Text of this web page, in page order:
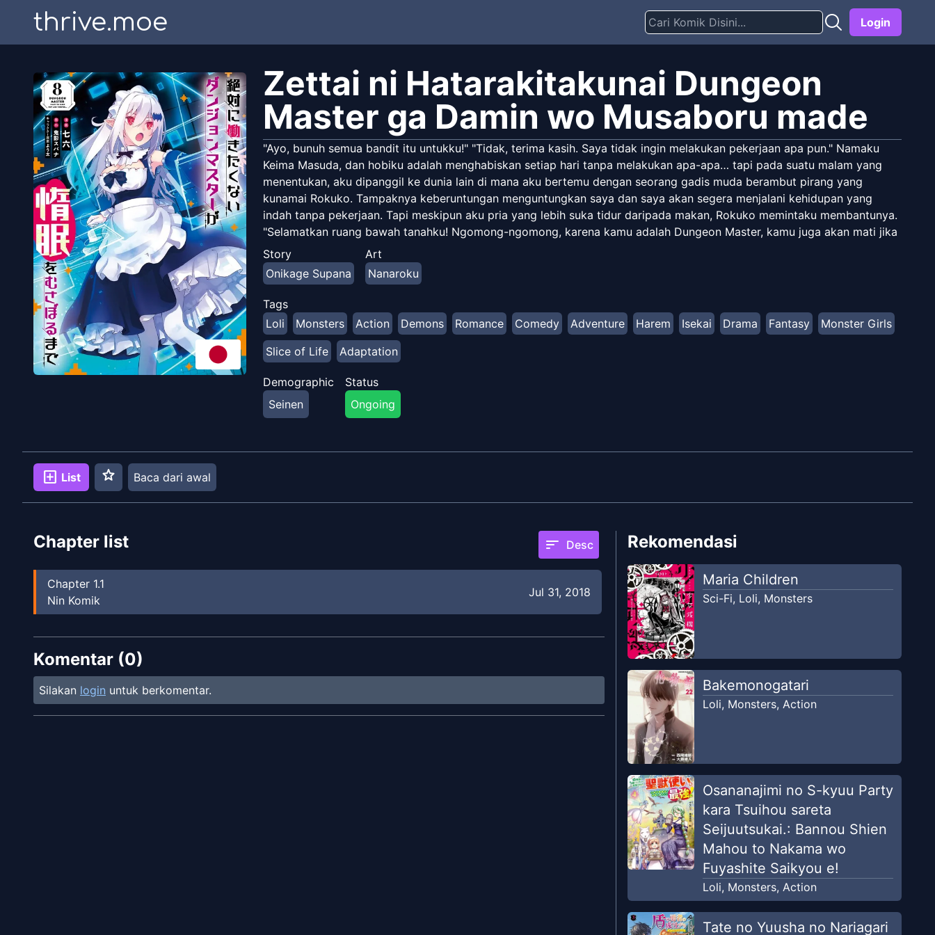
thrive.moe Login
Zettai ni Hatarakitakunai Dungeon
Master ga Damin wo Musaboru made
"Ayo, bunuh semua bandit itu untukku!" "Tidak, terima kasih. Saya tidak ingin melakukan pekerjaan apa pun." Namaku
Keima Masuda, dan hobiku adalah menghabiskan setiap hari tanpa melakukan apa-apa… tapi pada suatu malam yang
menentukan, aku dipanggil ke dunia lain di mana aku bertemu dengan seorang gadis muda berambut pirang yang
kunamai Rokuko. Tampaknya keberuntungan menguntungkan saya dan saya akan segera menjalani kehidupan yang
indah tanpa pekerjaan. Tapi meskipun aku pria yang lebih suka tidur daripada makan, Rokuko memintaku membantunya.
"Selamatkan ruang bawah tanahku! Ngomong-ngomong, karena kamu adalah Dungeon Master, kamu juga akan mati jika
Dungeon Core dihancurkan." Penjara bawah tanah hanya memiliki satu ruangan, dan sudah dikelilingi oleh bandit.
Dengan serius? Ini sudah skakmat. Aku harus keluar dari situasi mustahil ini agar aku bisa berhenti bekerja dan tidur
saja!- [Novel Ringan Bahasa Inggris Resmi](https://j-novel.club/s/lazy-dungeon-master)
Story
Onikage Supana
Art
Nanaroku
Tags
Loli
Monsters Action Demons Romance Comedy Adventure Harem Isekai Drama Fantasy
Monster Girls
Slice of Life
Adaptation
Demographic
Seinen
Status
Ongoing
add_box List star Baca dari awal
Chapter list sort Desc
Chapter 1.1
Nin Komik
Jul 31, 2018
Komentar (0)
Silakan login untuk berkomentar.
Rekomendasi
Maria Children
Sci-Fi, Loli, Monsters
Bakemonogatari
Loli, Monsters, Action
Osananajimi no S-kyuu Party
kara Tsuihou sareta
Seijuutsukai.: Bannou Shien
Mahou to Nakama wo
Fuyashite Saikyou e!
Loli, Monsters, Action
Tate no Yuusha no Nariagari